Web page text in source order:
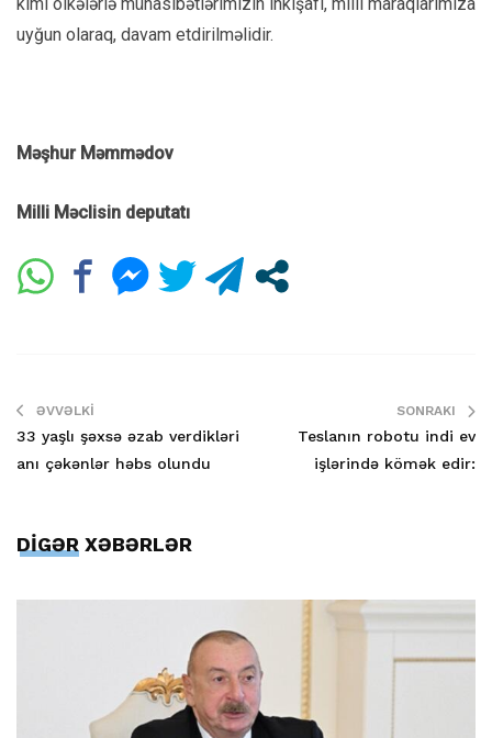
uyğun olaraq, davam etdirilməlidir.
Məşhur Məmmədov
Milli Məclisin deputatı
ƏVVƏLKI
33 yaşlı şəxsə əzab verdikləri
anı çəkənlər həbs olundu
SONRAKI
Teslanın robotu indi ev
işlərində kömək edir:
DİGƏR XƏBƏRLƏR